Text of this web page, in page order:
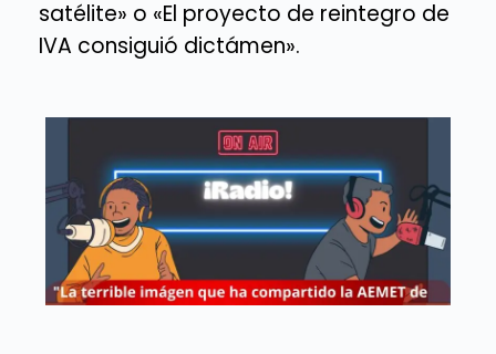
satélite» o «El proyecto de reintegro de
IVA consiguió dictámen».